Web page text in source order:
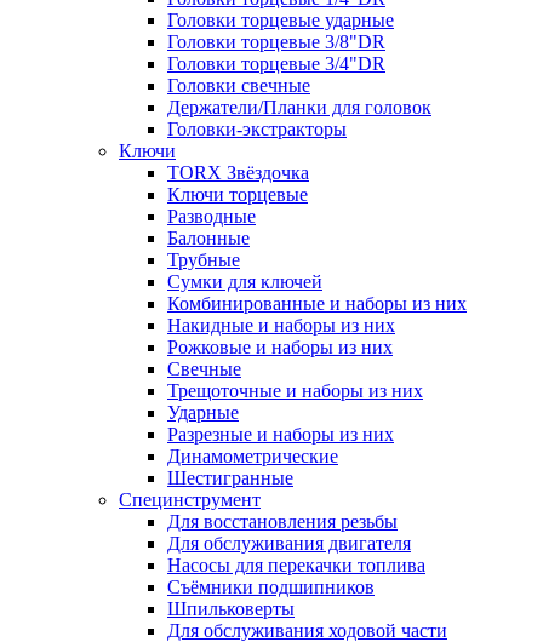
Головки торцевые ударные
Головки торцевые 3/8"DR
Головки торцевые 3/4"DR
Головки свечные
Держатели/Планки для головок
Головки-экстракторы
Ключи
TORX Звёздочка
Ключи торцевые
Разводные
Балонные
Трубные
Сумки для ключей
Комбинированные и наборы из них
Накидные и наборы из них
Рожковые и наборы из них
Свечные
Трещоточные и наборы из них
Ударные
Разрезные и наборы из них
Динамометрические
Шестигранные
Специнструмент
Для восстановления резьбы
Для обслуживания двигателя
Насосы для перекачки топлива
Съёмники подшипников
Шпильковерты
Для обслуживания ходовой части